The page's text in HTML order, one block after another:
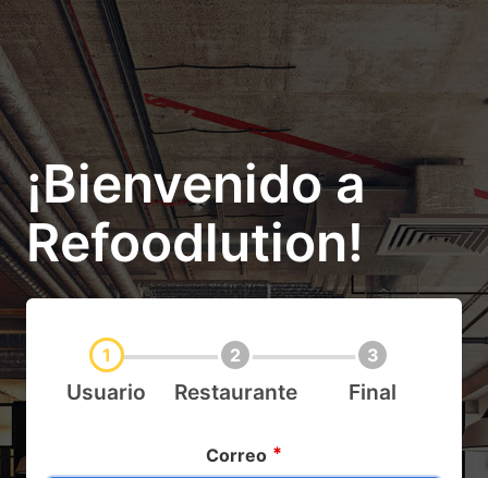
¡Bienvenido a
Refoodlution!
1
Usuario
2
Restaurante
3
Final
Correo